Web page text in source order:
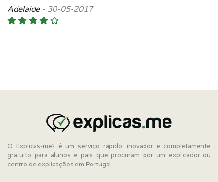
Adelaide- 30-05-2017
O Explicas-me? é um serviço rápido, inovador e completamente
gratuito para alunos e pais que procuram por um explicador ou
centro de explicações em Portugal.